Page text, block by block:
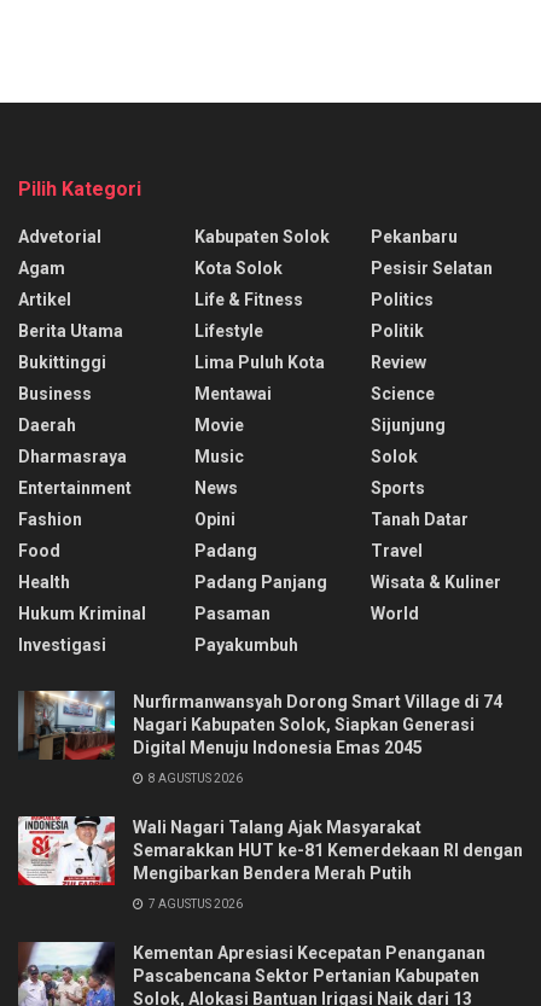
Pilih Kategori
Advetorial
Agam
Artikel
Berita Utama
Bukittinggi
Business
Daerah
Dharmasraya
Entertainment
Fashion
Food
Health
Hukum Kriminal
Investigasi
Kabupaten Solok
Kota Solok
Life & Fitness
Lifestyle
Lima Puluh Kota
Mentawai
Movie
Music
News
Opini
Padang
Padang Panjang
Pasaman
Payakumbuh
Pekanbaru
Pesisir Selatan
Politics
Politik
Review
Science
Sijunjung
Solok
Sports
Tanah Datar
Travel
Wisata & Kuliner
World
Nurfirmanwansyah Dorong Smart Village di 74
Nagari Kabupaten Solok, Siapkan Generasi
Digital Menuju Indonesia Emas 2045
8 AGUSTUS 2026
Wali Nagari Talang Ajak Masyarakat
Semarakkan HUT ke-81 Kemerdekaan RI dengan
Mengibarkan Bendera Merah Putih
7 AGUSTUS 2026
Kementan Apresiasi Kecepatan Penanganan
Pascabencana Sektor Pertanian Kabupaten
Solok, Alokasi Bantuan Irigasi Naik dari 13